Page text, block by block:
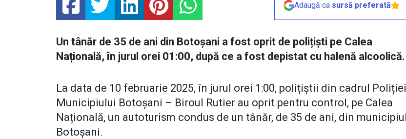
Adaugă ca sursă preferată
Un tânăr de 35 de ani din Botoșani a fost oprit de polițiști pe Calea
Națională, în jurul orei 01:00, după ce a fost depistat cu halenă alcoolică.
La data de 10 februarie 2025, în jurul orei 1:00, polițiștii din cadrul Poliției
Municipiului Botoșani – Biroul Rutier au oprit pentru control, pe Calea
Națională, un autoturism condus de un tânăr, de 35 de ani, din municipiul
Botoșani.